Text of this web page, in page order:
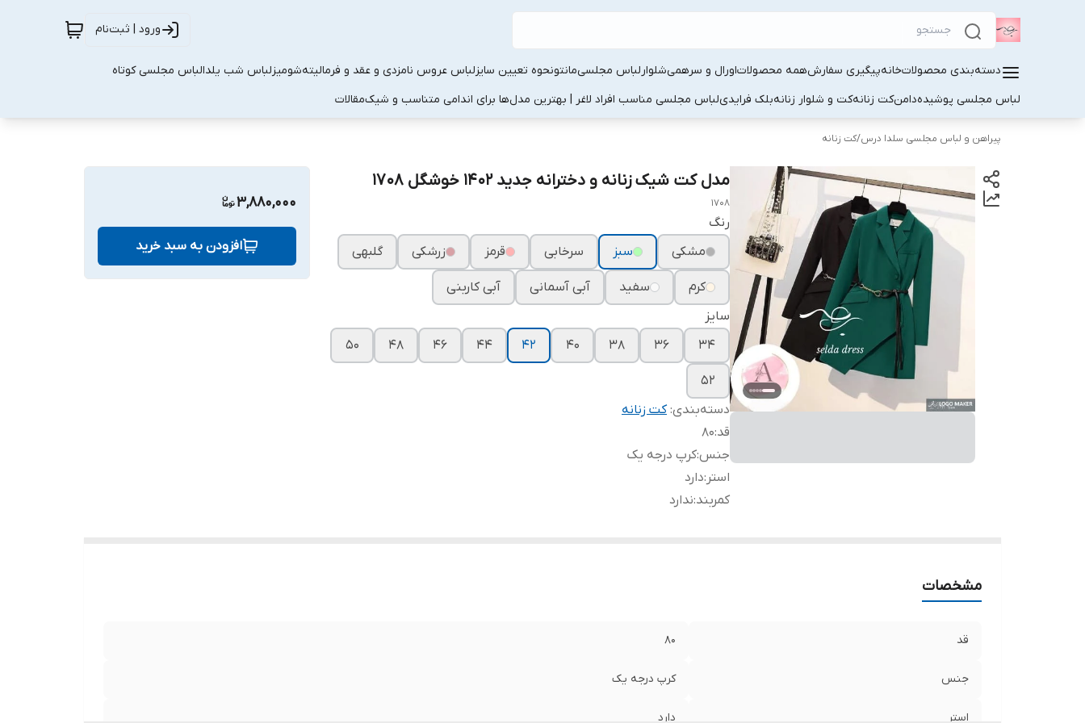
ورود | ثبت‌نام
دسته‌بندی محصولاتخانهپیگیری سفارشهمه محصولاتاورال و سرهمیشلوارلباس مجلسیمانتونحوه تعیین سایزلباس عروس نامزدی و عقد و فرمالیتهشومیزلباس شب یلدالباس مجلسی کوتاه
لباس مجلسی پوشیدهدامنکت زنانهکت و شلوار زنانهبلک فرایدیلباس مجلسی مناسب افراد لاغر | بهترین مدل‌ها برای اندامی متناسب و شیکمقالات
پیراهن و لباس مجلسی سلدا درس/کت زنانه
مدل کت شیک زنانه و دخترانه جدید ۱۴۰۲ خوشگل ۱۷۰۸
1708
رنگ
مشکی
سبز سرخابی قرمز زرشکی گلبهی
کرم سفید آبی آسمانی
آبی کاربنی
سایز
۳۴
۳۶ ۳۸ ۴۰ ۴۲ ۴۴ ۴۶ ۴۸ ۵۰
۵۲
دسته‌بندی:کت زنانه
قد:۸۰
جنس:کرپ درجه یک
استر :دارد
کمربند:ندارد
3,880,000
افزودن به سبد خرید
مشخصات
قد ۸۰
جنس کرپ درجه یک
استر دارد